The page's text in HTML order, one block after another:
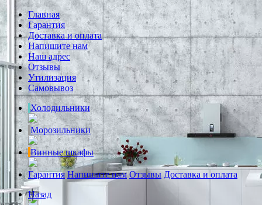
Главная
Гарантия
Доставка и оплата
Напишите нам
Наш адрес
Отзывы
Утилизация
Самовывоз
Холодильники
Морозильники
Винные шкафы
Гарантия Напишите нам Отзывы Доставка и оплата
Назад